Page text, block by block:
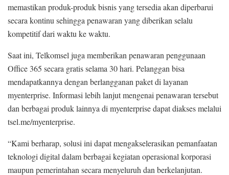
memastikan produk-produk bisnis yang tersedia akan diperbarui
secara kontinu sehingga penawaran yang diberikan selalu
kompetitif dari waktu ke waktu.
Saat ini, Telkomsel juga memberikan penawaran penggunaan
Office 365 secara gratis selama 30 hari. Pelanggan bisa
mendapatkannya dengan berlangganan paket di layanan
myenterprise. Informasi lebih lanjut mengenai penawaran tersebut
dan berbagai produk lainnya di myenterprise dapat diakses melalui
tsel.me/myenterprise.
“Kami berharap, solusi ini dapat mengakselerasikan pemanfaatan
teknologi digital dalam berbagai kegiatan operasional korporasi
maupun pemerintahan secara menyeluruh dan berkelanjutan.